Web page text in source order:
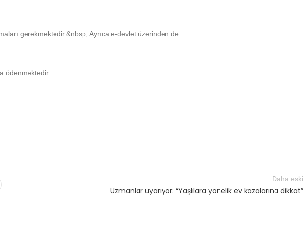
gerekmektedir.&nbsp; Ayrıca e-devlet üzerinden de
ödenmektedir.
Daha eski
Uzmanlar uyarıyor: “Yaşlılara yönelik ev kazalarına dikkat”